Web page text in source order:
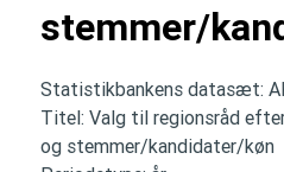
stemmer/
Statistikbankens datasæt:
Titel: Valg til regionsråd
og stemmer/kandidater/køn